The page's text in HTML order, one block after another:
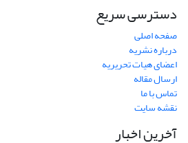
دسترسی سریع
صفحه اصلی
درباره نشریه
اعضای هیات تحریریه
ارسال مقاله
تماس با ما
نقشه سایت
آخرین اخبار